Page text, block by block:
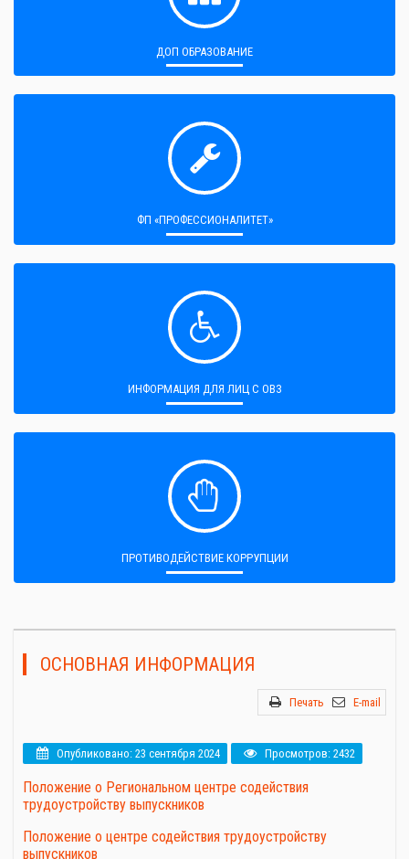
ДОП ОБРАЗОВАНИЕ
ФП «ПРОФЕССИОНАЛИТЕТ»
ИНФОРМАЦИЯ ДЛЯ ЛИЦ С ОВЗ
ПРОТИВОДЕЙСТВИЕ КОРРУПЦИИ
ОСНОВНАЯ ИНФОРМАЦИЯ
Печать E-mail
Опубликовано: 23 сентября 2024 Просмотров: 2432
Положение о Региональном центре содействия
трудоустройству выпускников
Положение о центре содействия трудоустройству
выпускников